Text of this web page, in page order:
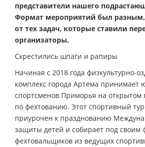
представители нашего
Формат мероприятий был разным,
от тех задач, которые ставили
организаторы.
Скрестились шпаги и рапиры
Начиная с 2018 года физкультурно-
комплекс города Артема принимает
спортсменов Приморья на открытом
по фехтованию. Этот спортивный
приурочен к празднованию
защиты детей и собирает под своим
фехтовальщиков из ведущих